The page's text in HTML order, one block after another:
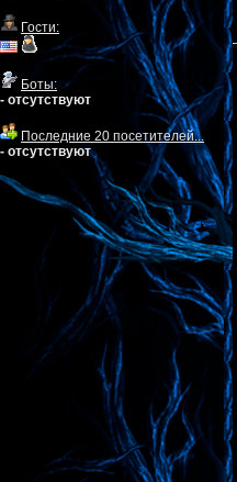
Гости:
Боты:
- отсутствуют
Последние 20 посетителей...
- отсутствуют